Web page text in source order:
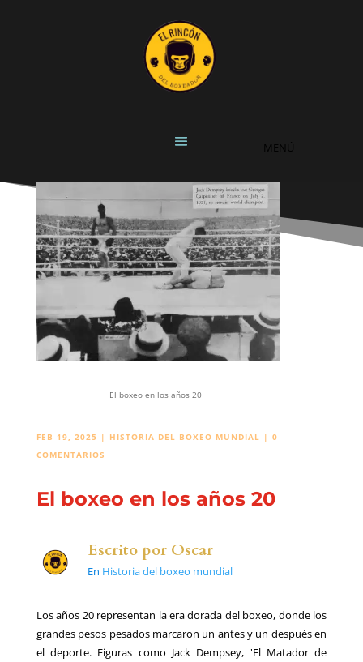
El boxeo en los años 20
FEB 19, 2025 | HISTORIA DEL BOXEO MUNDIAL | 0
COMENTARIOS
El boxeo en los años 20
Escrito por Oscar
En Historia del boxeo mundial
Los años 20 representan la era dorada del boxeo, donde los
grandes pesos pesados marcaron un antes y un después en
el deporte. Figuras como Jack Dempsey, 'El Matador de